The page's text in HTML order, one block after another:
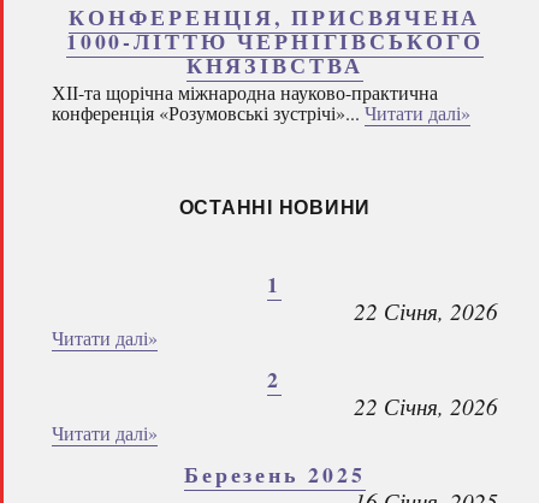
КОНФЕРЕНЦІЯ, ПРИСВЯЧЕНА
1000-ЛІТТЮ ЧЕРНІГІВСЬКОГО
КНЯЗІВСТВА
ХІІ-та щорічна міжнародна науково-практична
конференція «Розумовські зустрічі»... Читати далі»
ОСТАННІ НОВИНИ
1
22 Січня, 2026
Читати далі»
2
22 Січня, 2026
Читати далі»
Березень 2025